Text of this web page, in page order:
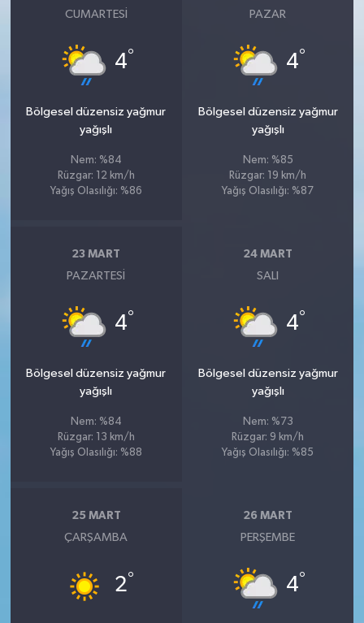
CUMARTESI
4°
Bölgesel düzensiz yağmur
yağışlı
Nem: %84
Rüzgar: 12 km/h
Yağış Olasılığı: %86
PAZAR
4°
Bölgesel düzensiz yağmur
yağışlı
Nem: %85
Rüzgar: 19 km/h
Yağış Olasılığı: %87
23 MART
PAZARTESI
4°
Bölgesel düzensiz yağmur
yağışlı
Nem: %84
Rüzgar: 13 km/h
Yağış Olasılığı: %88
24 MART
SALI
4°
Bölgesel düzensiz yağmur
yağışlı
Nem: %73
Rüzgar: 9 km/h
Yağış Olasılığı: %85
25 MART
ÇARŞAMBA
2°
26 MART
PERŞEMBE
4°